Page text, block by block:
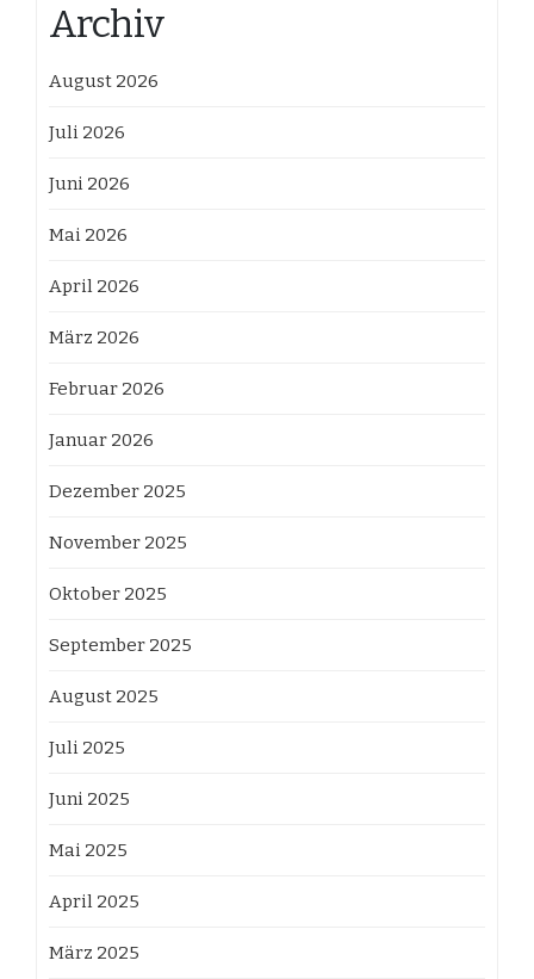
Archiv
August 2026
Juli 2026
Juni 2026
Mai 2026
April 2026
März 2026
Februar 2026
Januar 2026
Dezember 2025
November 2025
Oktober 2025
September 2025
August 2025
Juli 2025
Juni 2025
Mai 2025
April 2025
März 2025